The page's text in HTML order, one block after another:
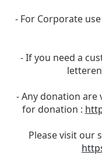
- For Corporate
- If you need a
- Any donation are
for donation :
Please visit our